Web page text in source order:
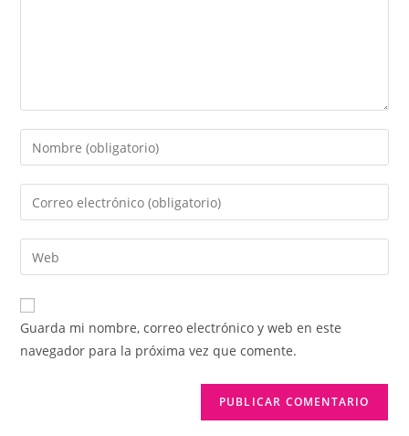
Introduce
tu
nombre
de
usuario
para
comentar
Introduce
tu
dirección
de
electrónico
para
comentar
Introduce
la
URL
de
Guarda mi nombre, correo electrónico y web en este
navegador para la próxima vez que comente.